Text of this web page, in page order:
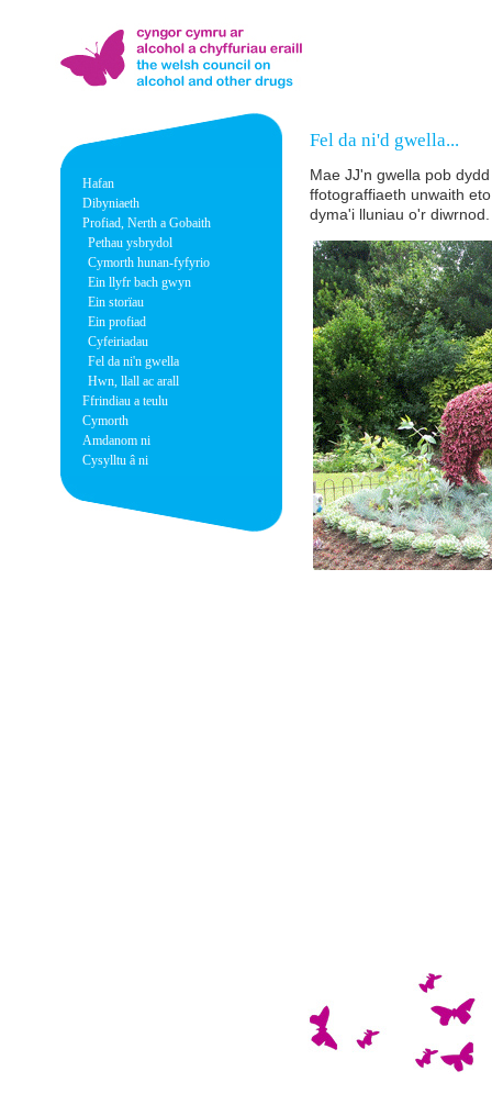
Hafan
Dibyniaeth
Profiad, Nerth a Gobaith
Pethau ysbrydol
Cymorth hunan-fyfyrio
Ein llyfr bach gwyn
Ein storïau
Ein profiad
Cyfeiriadau
Fel da ni'n gwella
Hwn, llall ac arall
Ffrindiau a teulu
Cymorth
Amdanom ni
Cysylltu â ni
Fel da ni'd gwella...
Mae JJ'n gwella pob
ffotograffiaeth unwaith
dyma'i lluniau o'r